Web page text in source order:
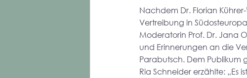
Nachdem Dr. Florian
Vertreibung in
Moderatorin Prof. Dr. Jana
und Erinnerungen an die
Parabutsch. Dem
Ria Schneider erzählte: „Es